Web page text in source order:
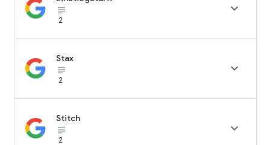
subject_black
2

Stax
subject_black
2

Stitch
subject_black
2
